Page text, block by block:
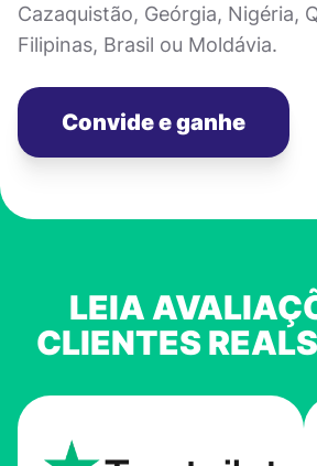
Cazaquistão, Geórgia, Nigéria,
Filipinas, Brasil ou Moldávia.
Convide e ganhe
LEIA
CLIENTES